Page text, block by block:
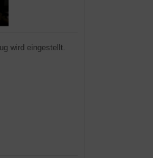
wird eingestellt.